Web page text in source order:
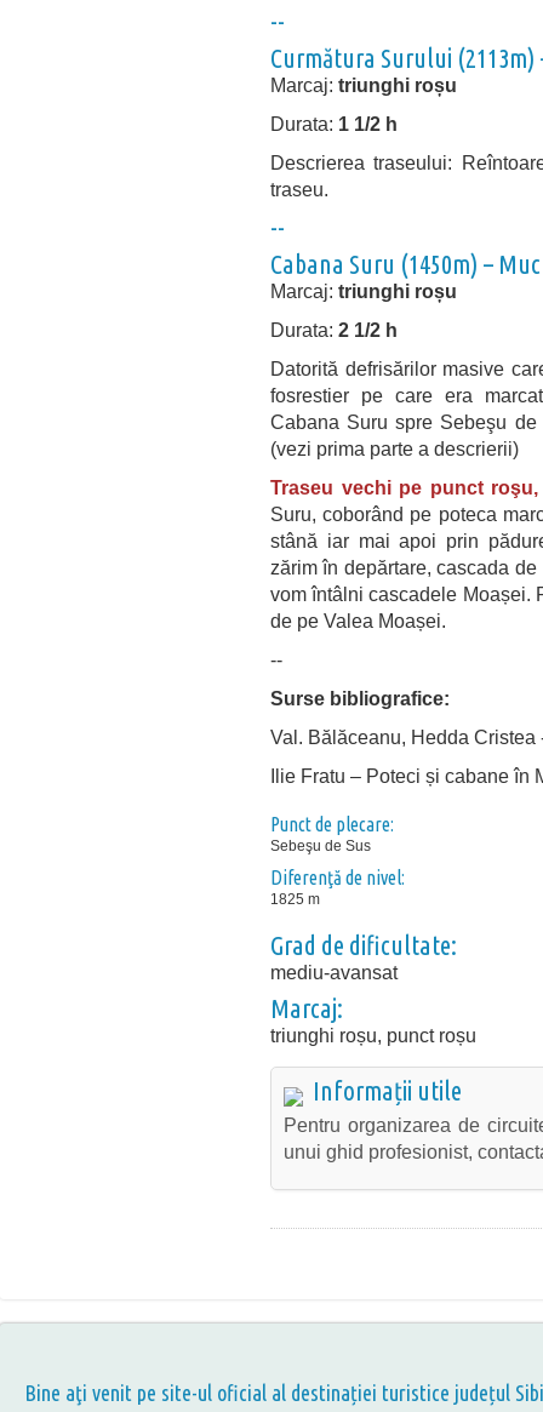
--
Curmătura Surului (2113m)
Marcaj: triunghi roșu
Durata: 1 1/2 h
Descrierea traseului:
traseu.
--
Cabana Suru (1450m) –
Marcaj: triunghi roșu
Durata: 2 1/2 h
Datorită defrisărilor masive
fosrestier pe care era
Cabana Suru spre Sebeşu
(vezi prima parte a descrierii)
Traseu vechi pe punct
Suru, coborând pe poteca
stână iar mai apoi prin
zărim în depărtare, cascada
vom întâlni cascadele Moașei.
de pe Valea Moașei.
--
Surse bibliografice:
Val. Bălăceanu, Hedda Cristea
Ilie Fratu – Poteci și cabane în
Punct de plecare:
Sebeşu de Sus
Diferenţă de nivel:
1825 m
Grad de dificultate:
mediu-avansat
Marcaj:
triunghi roșu, punct roșu
Informații utile
Pentru organizarea de
unui ghid profesionist,
Bine aţi venit pe site-ul oficial al destinației turistice județul